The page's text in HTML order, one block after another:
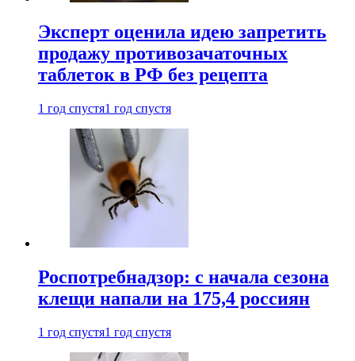
Эксперт оценила идею запретить
продажу противозачаточных
таблеток в РФ без рецепта
1 год спустя1 год спустя
Роспотребнадзор: с начала сезона
клещи напали на 175,4 россиян
1 год спустя1 год спустя